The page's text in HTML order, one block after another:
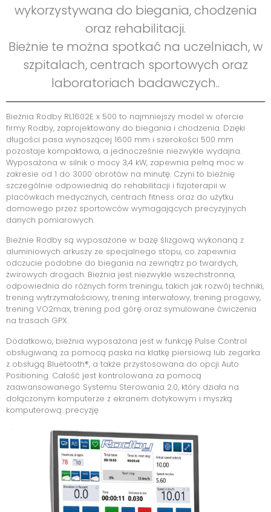
wykorzystywana do biegania, chodzenia
oraz rehabilitacji.
Bieżnie te można spotkać na uczelniach, w
szpitalach, centrach sportowych oraz
laboratoriach badawczych..
Bieżnia Rodby RL1602E x 500 to najmniejszy model w ofercie
firmy Rodby, zaprojektowany do biegania i chodzenia. Dzięki
długości pasa wynoszącej 1600 mm i szerokości 500 mm
pozostaje kompaktowa, a jednocześnie niezwykle wydajna.
Wyposażona w silnik o mocy 3,4 kW, zapewnia pełną moc w
zakresie od 1 do 3000 obrotów na minutę. Czyni to bieżnię
szczególnie odpowiednią do rehabilitacji i fizjoterapii w
placówkach medycznych, centrach fitness oraz do użytku
domowego przez sportowców wymagających precyzyjnych
danych pomiarowych.
Bieżnie Rodby są wyposażone w bazę ślizgową wykonaną z
aluminiowych arkuszy ze specjalnego stopu, co zapewnia
odczucie podobne do biegania na zewnątrz po twardych,
żwirowych drogach. Bieżnia jest niezwykle wszechstronna,
odpowiednia do różnych form treningu, takich jak rozwój techniki,
trening wytrzymałościowy, trening interwałowy, trening progowy,
trening VO2max, trening pod górę oraz symulowane ćwiczenia
na trasach GPX.
Dodatkowo, bieżnia wyposażona jest w funkcję Pulse Control
obsługiwaną za pomocą paska na klatkę piersiową lub zegarka
z obsługą Bluetooth®, a także przystosowana do opcji Auto
Positioning. Całość jest kontrolowana za pomocą
zaawansowanego Systemu Sterowania 2.0, który działa na
dołączonym komputerze z ekranem dotykowym i myszką
komputerową. precyzję